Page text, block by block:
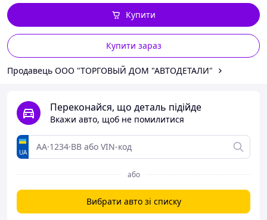
Купити зараз
Купити
Продавець ООО "ТОРГОВЫЙ ДОМ "АВТОДЕТАЛИ"
Переконайся, що деталь підійде
Вкажи авто, щоб не помилитися
UA
або
Вибрати авто зі списку